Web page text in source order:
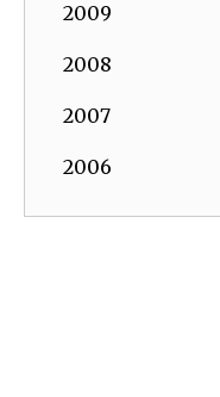
2009
2008
2007
2006